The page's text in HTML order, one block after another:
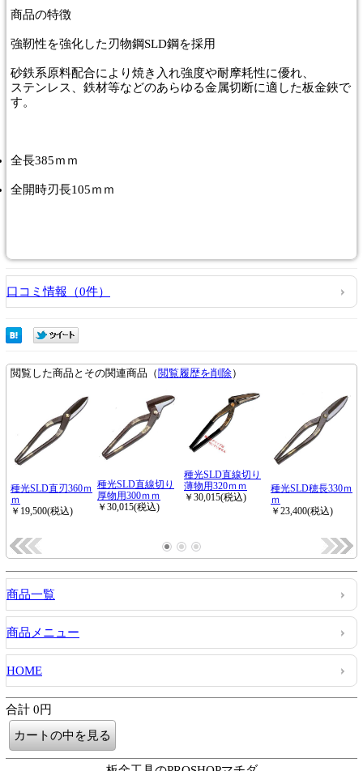
商品の特徴
強靭性を強化した刃物鋼SLD鋼を採用
砂鉄系原料配合により焼き入れ強度や耐摩耗性に優れ、
ステンレス、鉄材等などのあらゆる金属切断に適した板金鋏で
す。
全長385ｍｍ
全開時刃長105ｍｍ
口コミ情報（0件）
商品一覧
商品メニュー
HOME
合計 0円